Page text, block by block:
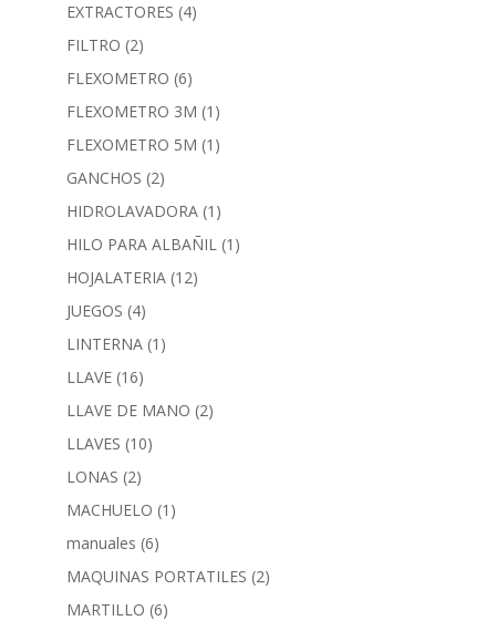
EXTRACTORES (4)
FILTRO (2)
FLEXOMETRO (6)
FLEXOMETRO 3M (1)
FLEXOMETRO 5M (1)
GANCHOS (2)
HIDROLAVADORA (1)
HILO PARA ALBAÑIL (1)
HOJALATERIA (12)
JUEGOS (4)
LINTERNA (1)
LLAVE (16)
LLAVE DE MANO (2)
LLAVES (10)
LONAS (2)
MACHUELO (1)
manuales (6)
MAQUINAS PORTATILES (2)
MARTILLO (6)